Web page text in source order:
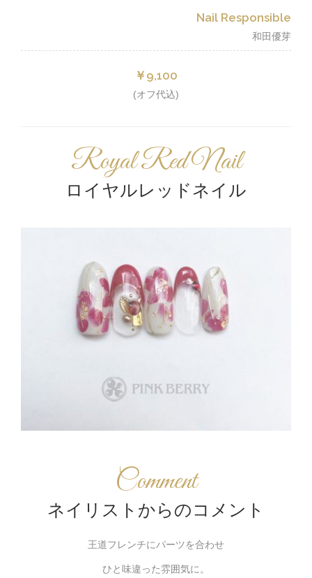
Nail Responsible
和田優芽
￥9,100
(オフ代込)
Royal Red Nail
ロイヤルレッドネイル
Comment
ネイリストからのコメント
王道フレンチにパーツを合わせ
ひと味違った雰囲気に。